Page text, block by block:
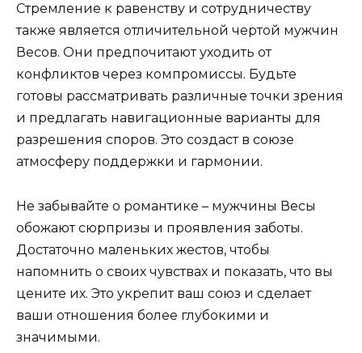
Стремление к равенству и сотрудничеству
также является отличительной чертой мужчин
Весов. Они предпочитают уходить от
конфликтов через компромиссы. Будьте
готовы рассматривать различные точки зрения
и предлагать навигационные варианты для
разрешения споров. Это создаст в союзе
атмосферу поддержки и гармонии.
Не забывайте о романтике – мужчины Весы
обожают сюрпризы и проявления заботы.
Достаточно маленьких жестов, чтобы
напомнить о своих чувствах и показать, что вы
цените их. Это укрепит ваш союз и сделает
ваши отношения более глубокими и
значимыми.